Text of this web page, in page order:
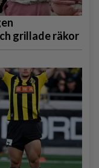
grillade räkor